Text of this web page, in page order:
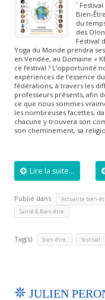
`
Bien-
du
des
Festival
Yoga du Monde prendra
en Vendée, au Domaine «
ce festival ? L’opportunité
expériences de l’essence
fédérations, à travers les
professeurs présents, afin
ce que nous sommes
les nombreuses facettes,
chacune y trouvera son
son cheminement, sa
Lire la suite...
Publié dans Actualité bien-
Santé & Bien-être
Tag(s) bien-être. festival
JULIEN